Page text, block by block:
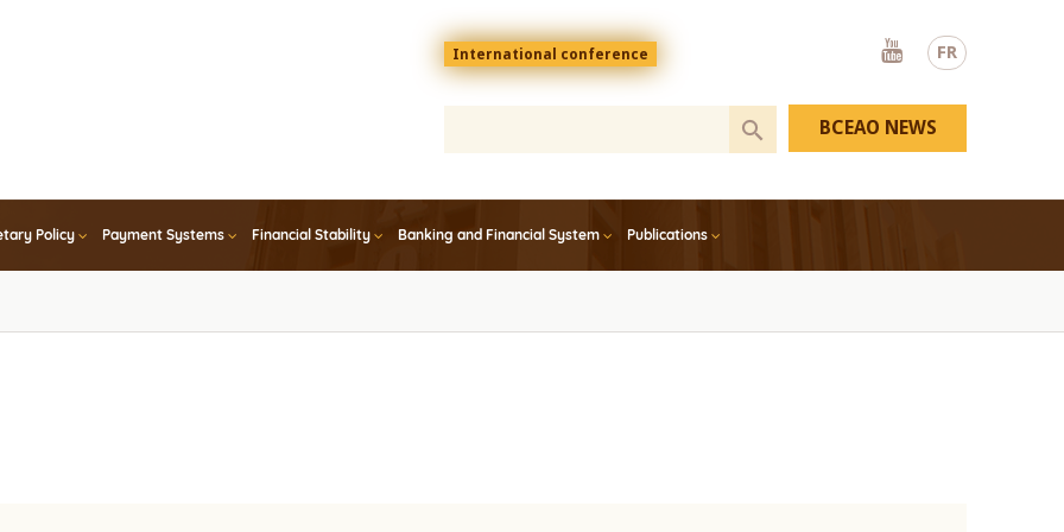
FR
Menu
top
En
International conference
Youtube
Policy Payment Systems Financial Stability Banking and Financial System Publications
BCEAO NEWS